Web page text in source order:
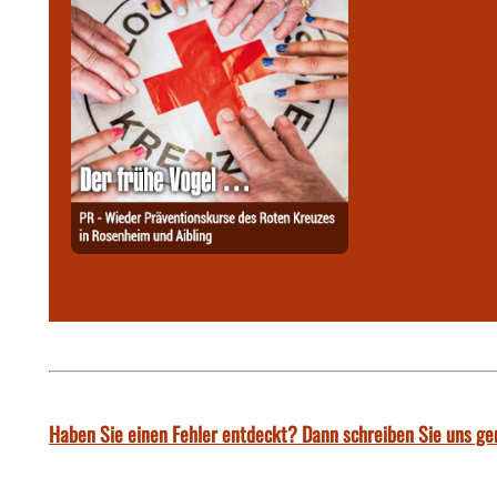
Haben Sie einen Fehler entdeckt? Dann schreiben Sie uns